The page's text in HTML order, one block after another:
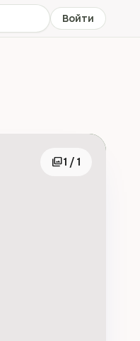
Войти
photo_library1 / 1